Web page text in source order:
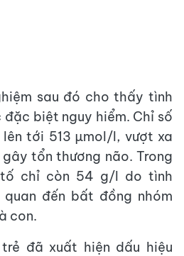
sau đó cho thấy tình
biệt nguy hiểm. Chỉ số
tới 513 µmol/l, vượt xa
tổn thương não. Trong
chỉ còn 54 g/l do tình
đến bất đồng nhóm
con.
đã xuất hiện dấu hiệu